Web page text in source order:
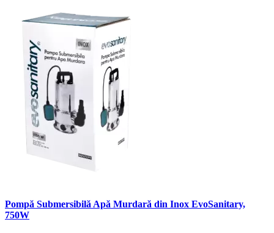
Pompă Submersibilă Apă Murdară din Inox EvoSanitary,
750W